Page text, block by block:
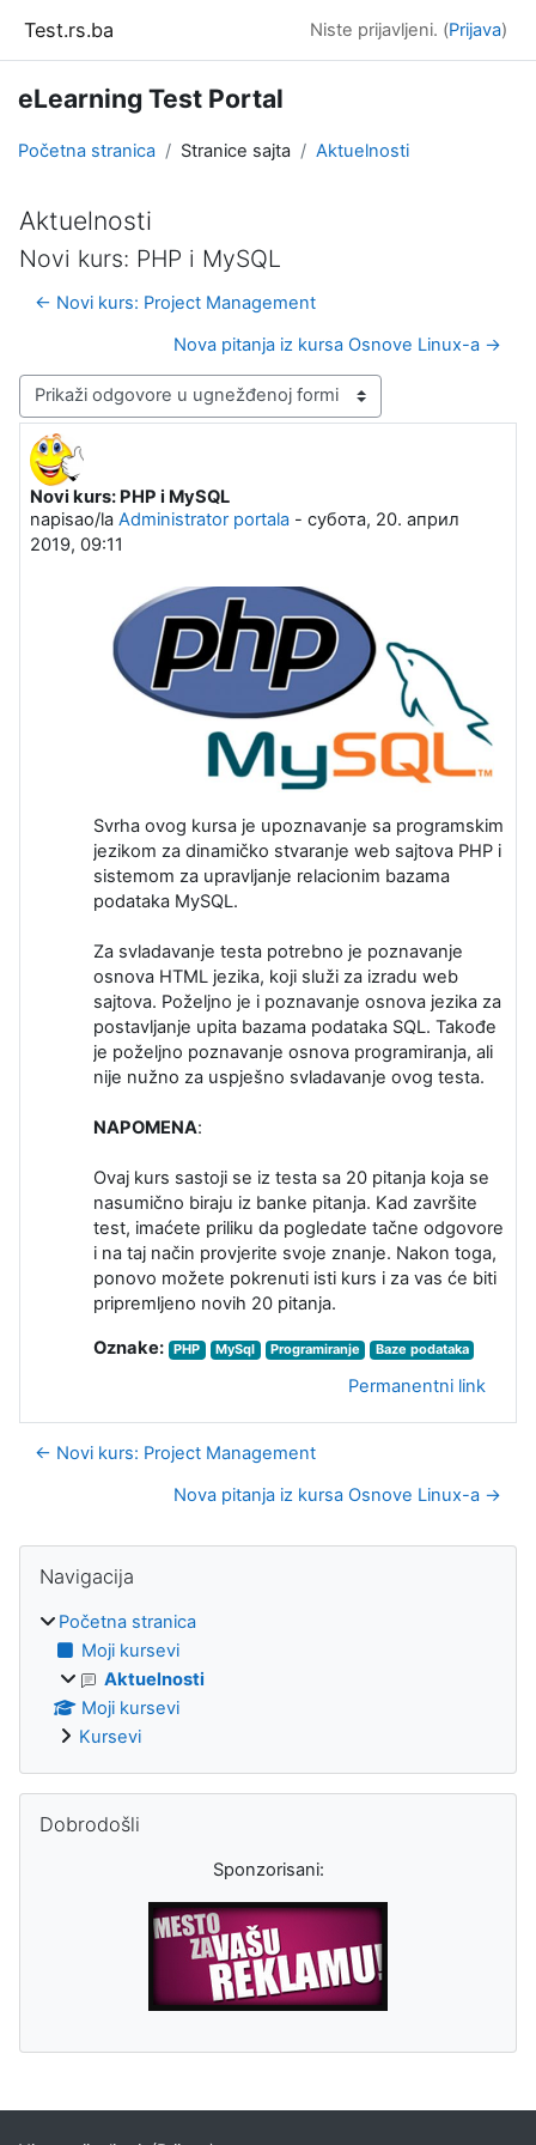
Test.rs.ba Niste prijavljeni. (Prijava)
eLearning Test Portal
Početna stranica Stranice sajta Aktuelnosti
Aktuelnosti
Novi kurs: PHP i MySQL
← Novi kurs: Project Management
Nova pitanja iz kursa Osnove Linux-a →
Način prikazivanja
Novi kurs: PHP i MySQL
napisao/la Administrator portala - субота, 20. април
2019, 09:11
Broj odgovora: 0
Svrha ovog kursa je upoznavanje sa programskim
jezikom za dinamičko stvaranje web sajtova PHP i
sistemom za upravljanje relacionim bazama
podataka MySQL.
Za svladavanje testa potrebno je poznavanje
osnova HTML jezika, koji služi za izradu web
sajtova. Poželjno je i poznavanje osnova jezika za
postavljanje upita bazama podataka SQL. Takođe
je poželjno poznavanje osnova programiranja, ali
nije nužno za uspješno svladavanje ovog testa.
NAPOMENA:
Ovaj kurs sastoji se iz testa sa 20 pitanja koja se
nasumično biraju iz banke pitanja. Kad završite
test, imaćete priliku da pogledate tačne odgovore
i na taj način provjerite svoje znanje. Nakon toga,
ponovo možete pokrenuti isti kurs i za vas će biti
pripremljeno novih 20 pitanja.
Oznake: PHP MySql Programiranje Baze podataka
Permanentni link
← Novi kurs: Project Management
Nova pitanja iz kursa Osnove Linux-a →
Blokovi
Navigacija
Početna stranica
Moji kursevi
Aktuelnosti
Moji kursevi
Kursevi
Dobrodošli
Sponzorisani:
Dodatni blokovi